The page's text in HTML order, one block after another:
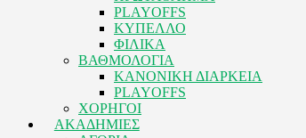
PLAYOFFS
ΚΥΠΕΛΛΟ
ΦΙΛΙΚΑ
ΒΑΘΜΟΛΟΓΙΑ
ΚΑΝΟΝΙΚΗ ΔΙΑΡΚΕΙΑ
PLAYOFFS
ΧΟΡΗΓΟΙ
ΑΚΑΔΗΜΙΕΣ